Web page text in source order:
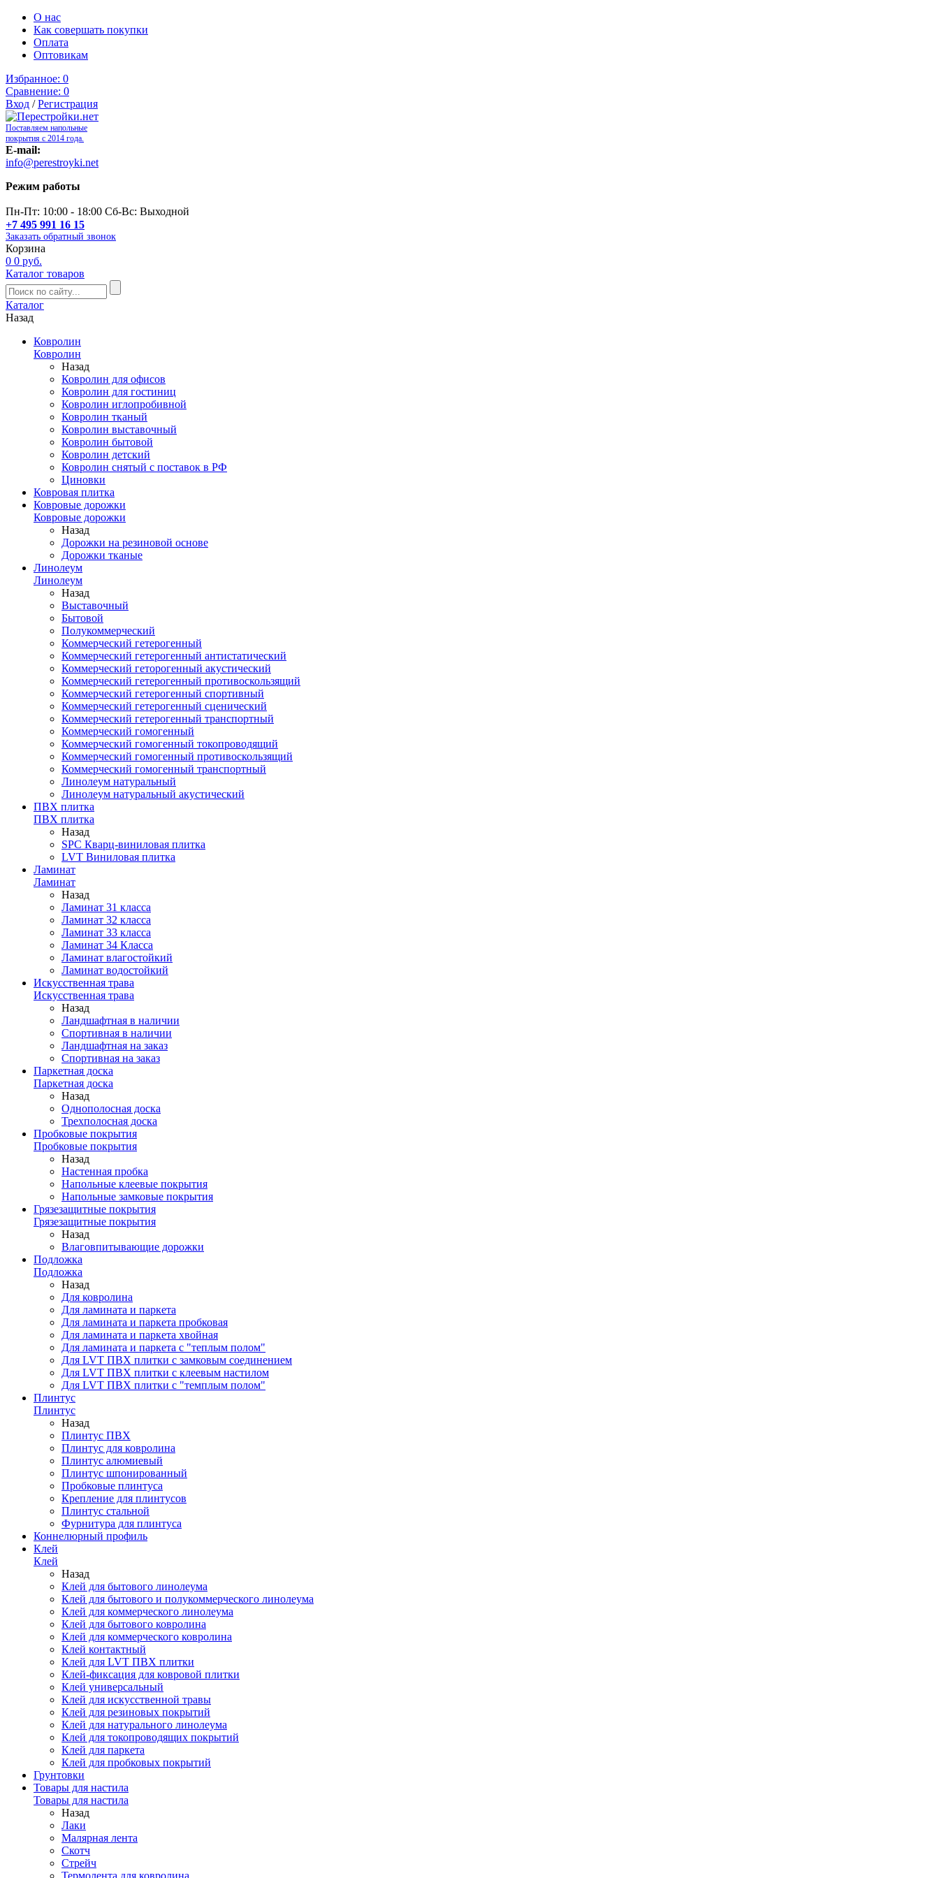
О нас
Как совершать покупки
Оплата
Оптовикам
Избранное: 0
Сравнение: 0
Вход /Регистрация
Поставляем напольные
покрытия с 2014 года.
E-mail:
info@perestroyki.net
Режим работы
Пн-Пт: 10:00 - 18:00 Сб-Вс: Выходной
+7 495 991 16 15
Заказать обратный звонок
Корзина
0 0 руб.
Каталог товаров
Каталог
Назад
Ковролин
Ковролин
Назад
Ковролин для офисов
Ковролин для гостиниц
Ковролин иглопробивной
Ковролин тканый
Ковролин выставочный
Ковролин бытовой
Ковролин детский
Ковролин снятый с поставок в РФ
Циновки
Ковровая плитка
Ковровые дорожки
Ковровые дорожки
Назад
Дорожки на резиновой основе
Дорожки тканые
Линолеум
Линолеум
Назад
Выставочный
Бытовой
Полукоммерческий
Коммерческий гетерогенный
Коммерческий гетерогенный антистатический
Коммерческий геторогенный акустический
Коммерческий гетерогенный противоскользящий
Коммерческий гетерогенный спортивный
Коммерческий гетерогенный сценический
Коммерческий гетерогенный транспортный
Коммерческий гомогенный
Коммерческий гомогенный токопроводящий
Коммерческий гомогенный противоскользящий
Коммерческий гомогенный транспортный
Линолеум натуральный
Линолеум натуральный акустический
ПВХ плитка
ПВХ плитка
Назад
SPC Кварц-виниловая плитка
LVT Виниловая плитка
Ламинат
Ламинат
Назад
Ламинат 31 класса
Ламинат 32 класса
Ламинат 33 класса
Ламинат 34 Класса
Ламинат влагостойкий
Ламинат водостойкий
Искусственная трава
Искусственная трава
Назад
Ландшафтная в наличии
Спортивная в наличии
Ландшафтная на заказ
Спортивная на заказ
Паркетная доска
Паркетная доска
Назад
Однополосная доска
Трехполосная доска
Пробковые покрытия
Пробковые покрытия
Назад
Настенная пробка
Напольные клеевые покрытия
Напольные замковые покрытия
Грязезащитные покрытия
Грязезащитные покрытия
Назад
Влаговпитывающие дорожки
Подложка
Подложка
Назад
Для ковролина
Для ламината и паркета
Для ламината и паркета пробковая
Для ламината и паркета хвойная
Для ламината и паркета с "теплым полом"
Для LVT ПВХ плитки с замковым соединением
Для LVT ПВХ плитки с клеевым настилом
Для LVT ПВХ плитки с "темплым полом"
Плинтус
Плинтус
Назад
Плинтус ПВХ
Плинтус для ковролина
Плинтус алюмиевый
Плинтус шпонированный
Пробковые плинтуса
Крепление для плинтусов
Плинтус стальной
Фурнитура для плинтуса
Коннелюрный профиль
Клей
Клей
Назад
Клей для бытового линолеума
Клей для бытового и полукоммерческого линолеума
Клей для коммерческого линолеума
Клей для бытового ковролина
Клей для коммерческого ковролина
Клей контактный
Клей для LVT ПВХ плитки
Клей-фиксация для ковровой плитки
Клей универсальный
Клей для искусственной травы
Клей для резиновых покрытий
Клей для натурального линолеума
Клей для токопроводящих покрытий
Клей для паркета
Клей для пробковых покрытий
Грунтовки
Товары для настила
Товары для настила
Назад
Лаки
Малярная лента
Скотч
Стрейч
Термолента для ковролина